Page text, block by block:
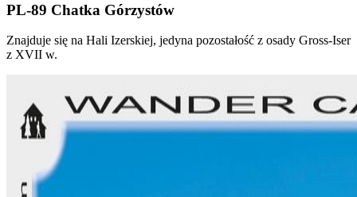
PL-89 Chatka Górzystów
Znajduje się na Hali Izerskiej, jedyna pozostałość z osady Gross-Iser
z XVII w.